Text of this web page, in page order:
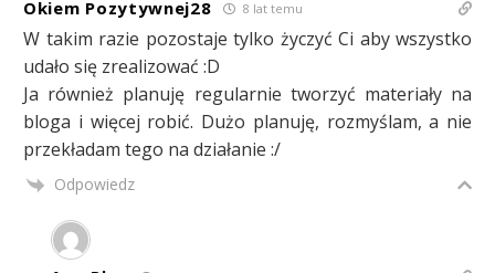
Okiem Pozytywnej28 8 lat temu
W takim razie pozostaje tylko życzyć Ci aby wszystko
udało się zrealizować :D
Ja również planuję regularnie tworzyć materiały na
bloga i więcej robić. Dużo planuję, rozmyślam, a nie
przekładam tego na działanie :/
Odpowiedz